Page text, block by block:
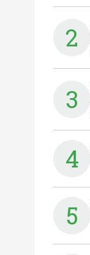
2
3
4
5